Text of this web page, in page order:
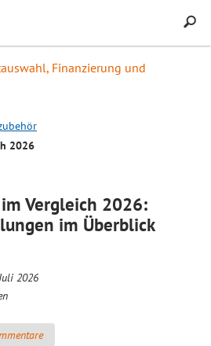
Finanzierung und
2026
Vergleich 2026:
im Überblick
2026